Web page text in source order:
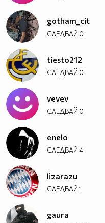
gotham_cit
СЛЕДВАЙ 0
tiesto212
СЛЕДВАЙ 0
vevev
СЛЕДВАЙ 0
enelo
СЛЕДВАЙ4
lizarazu
СЛЕДВАЙ1
gaura